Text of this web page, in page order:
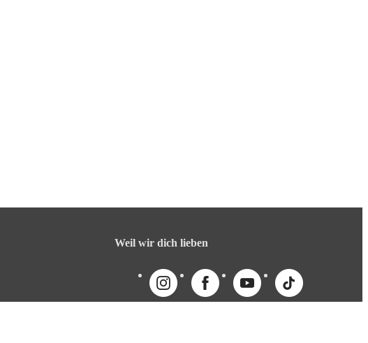
Weil wir dich lieben